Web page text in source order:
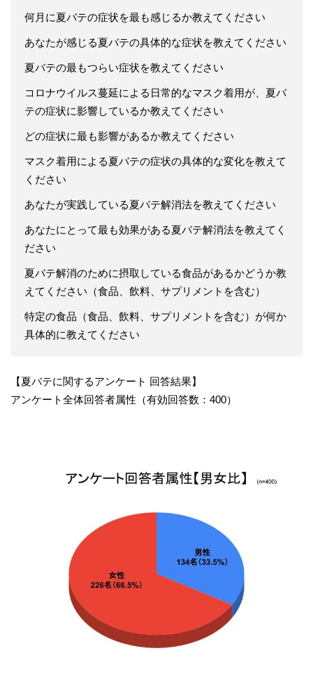
何月に夏バテの症状を最も感じるか教えてください
あなたが感じる夏バテの具体的な症状を教えてください
夏バテの最もつらい症状を教えてください
コロナウイルス蔓延による日常的なマスク着用が、夏バ
テの症状に影響しているか教えてください
どの症状に最も影響があるか教えてください
マスク着用による夏バテの症状の具体的な変化を教えて
ください
あなたが実践している夏バテ解消法を教えてください
あなたにとって最も効果がある夏バテ解消法を教えてく
ださい
夏バテ解消のために摂取している食品があるかどうか教
えてください（食品、飲料、サプリメントを含む）
特定の食品（食品、飲料、サプリメントを含む）が何か
具体的に教えてください
【夏バテに関するアンケート 回答結果】
アンケート全体回答者属性（有効回答数：400）